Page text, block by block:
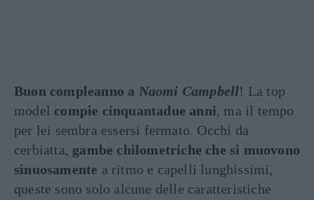
Buon compleanno a Naomi Campbell! La top
model compie cinquantadue anni, ma il tempo
per lei sembra essersi fermato. Occhi da
cerbiatta, gambe chilometriche che si muovono
sinuosamente a ritmo e capelli lunghissimi,
queste sono solo alcune delle caratteristiche